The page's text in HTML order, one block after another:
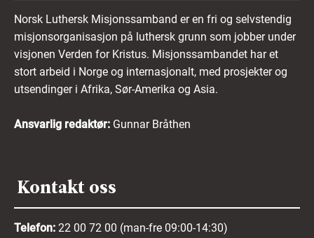
Norsk Luthersk Misjonssamband er en fri og selvstendig
misjonsorganisasjon på luthersk grunn som jobber under
visjonen Verden for Kristus. Misjonssambandet har et
stort arbeid i Norge og internasjonalt, med prosjekter og
utsendinger i Afrika, Sør-Amerika og Asia.
Ansvarlig redaktør: Gunnar Bråthen
Kontakt oss
Telefon: 22 00 72 00 (man-fre 09:00-14:30)